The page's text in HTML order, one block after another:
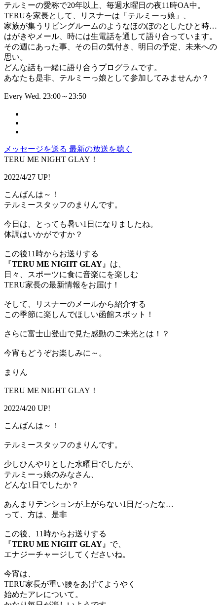
テルミーの愛称で20年以上、毎週水曜日の夜11時OA中。
TERUを家長として、リスナーは「テルミーっ娘」、
家族が集うリビングルームのようなほのぼのとしたひと時…
はがきやメール、時には生電話を通して語り合っています。
その週にあった事、その日の気付き、明日の予定、未来への
思い。
どんな話も一緒に語り合うプログラムです。
あなたも是非、テルミーっ娘として参加してみませんか？
Every Wed. 23:00～23:50
メッセージを送る 最新の放送を聴く
TERU ME NIGHT GLAY！
2022/4/27 UP!
こんばんは～！
テルミースタッフのまりんです。
今日は、とっても暑い1日になりましたね。
体調はいかがですか？
この後11時からお送りする
『TERU ME NIGHT GLAY 』は、
日々、スポーツに食に音楽にを楽しむ
TERU家長の最新情報をお届け！
そして、リスナーのメールから紹介する
この季節に楽しんでほしい函館スポット！
さらに富士山登山で見た感動のご来光とは！？
今宵もどうぞお楽しみに～。
まりん
TERU ME NIGHT GLAY！
2022/4/20 UP!
こんばんは～！
テルミースタッフのまりんです。
少しひんやりとした水曜日でしたが、
テルミーっ娘のみなさん、
どんな1日でしたか？
あんまりテンションが上がらない1日だったな…
って、方は、是非
この後、11時からお送りする
『TERU ME NIGHT GLAY 』で、
エナジーチャージしてくださいね。
今宵は、
TERU家長が重い腰をあげてようやく
始めたアレについて。